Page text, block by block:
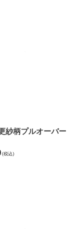
紗柄プルオーバー
(税込)